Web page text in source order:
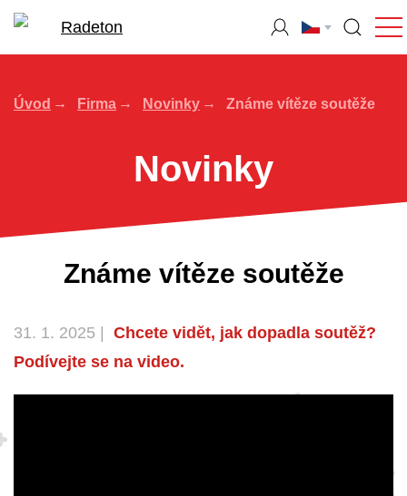
Úvod Firma Novinky Známe vítěze soutěže
Novinky
Známe vítěze soutěže
31. 1. 2025 |
Chcete vidět, jak dopadla soutěž?
Podívejte se na video.